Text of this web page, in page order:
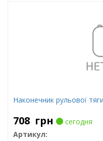
Наконечник рульової тяги
708 грн
сегодня
Артикул: